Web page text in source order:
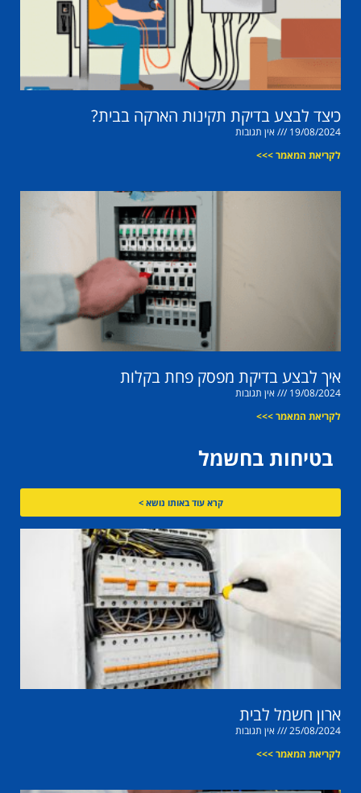
כיצד לבצע בדיקת תקינות הארקה בבית?
19/08/2024
אין תגובות
לקריאת המאמר >>>
איך לבצע בדיקת מפסק פחת בקלות
19/08/2024
אין תגובות
לקריאת המאמר >>>
בטיחות בחשמל
קרא עוד באותו נושא >
ארון חשמל לבית
25/08/2024
אין תגובות
לקריאת המאמר >>>